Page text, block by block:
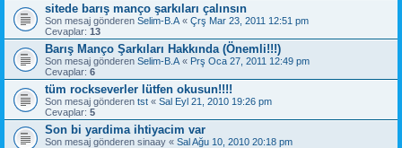
sitede barış manço şarkıları çalınsın
Son mesaj gönderen Selim-B.A « Çrş Mar 23, 2011 12:51 pm
Cevaplar: 13
Barış Manço Şarkıları Hakkında (Önemli!!!)
Son mesaj gönderen Selim-B.A « Prş Oca 27, 2011 12:49 pm
Cevaplar: 6
tüm rockseverler lütfen okusun!!!!
Son mesaj gönderen tst « Sal Eyl 21, 2010 19:26 pm
Cevaplar: 5
Son bi yardima ihtiyacim var
Son mesaj gönderen sinaay « Sal Ağu 10, 2010 20:18 pm